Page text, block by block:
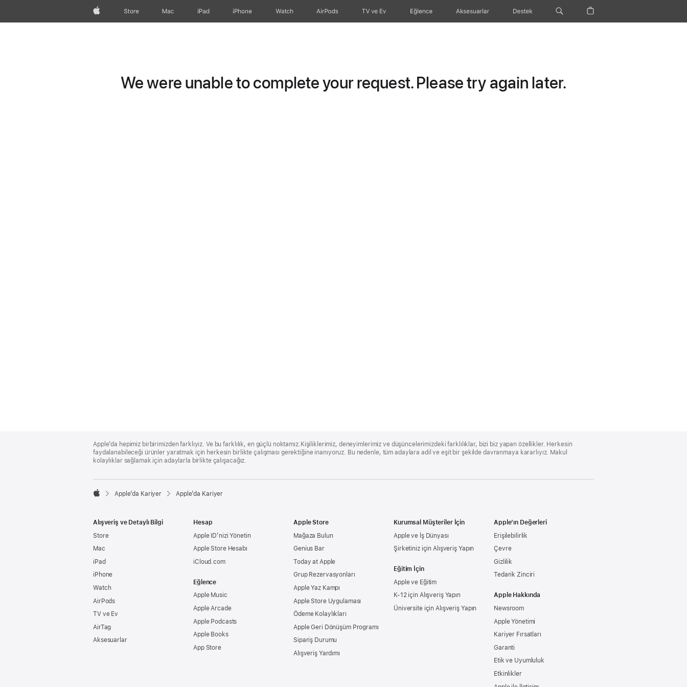
wzlhp Store Mac iPad iPhone Watch AirPods TV ve Ev Eğlence Aksesuarlar Destek
We were unable to complete your request. Please try again later.
Footer
Apple’da hepimiz birbirimizden farklıyız. Ve bu farklılık, en güçlü noktamız.Kişiliklerimiz, deneyimlerimiz ve düşüncelerimizdeki farklılıklar, bizi biz yapan özellikler. Herkesin
faydalanabileceği ürünler yaratmak için herkesin birlikte çalışması gerektiğine inanıyoruz. Bu nedenle, tüm adaylara adil ve eşit bir şekilde davranmaya kararlıyız. Makul
kolaylıklar sağlamak için adaylarla birlikte çalışacağız.

Apple’da Kariyer Apple’da Kariyer
Alışveriş ve Detaylı Bilgi
Store
Mac
iPad
iPhone
Watch
AirPods
TV ve Ev
AirTag
Aksesuarlar
Hesap
Apple ID’nizi Yönetin
Apple Store Hesabı
iCloud.com
Eğlence
Apple Music
Apple Arcade
Apple Podcasts
Apple Books
App Store
Apple Store
Mağaza Bulun
Genius Bar
Today at Apple
Grup Rezervasyonları
Apple Yaz Kampı
Apple Store Uygulaması
Ödeme Kolaylıkları
Apple Geri Dönüşüm Programı
Sipariş Durumu
Alışveriş Yardımı
Kurumsal Müşteriler İçin
Apple ve İş Dünyası
Şirketiniz için Alışveriş Yapın
Eğitim İçin
Apple ve Eğitim
K-12 için Alışveriş Yapın
Üniversite için Alışveriş Yapın
Apple’ın Değerleri
Erişilebilirlik
Çevre
Gizlilik
Tedarik Zinciri
Apple Hakkında
Newsroom
Apple Yönetimi
Kariyer Fırsatları
Garanti
Etik ve Uyumluluk
Etkinlikler